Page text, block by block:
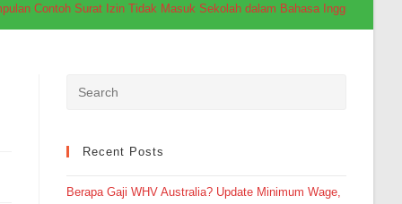
Contoh Surat Izin Tidak Masuk Sekolah dalam Bahasa Inggris
Recent Posts
Berapa Gaji WHV Australia? Update Minimum Wage,